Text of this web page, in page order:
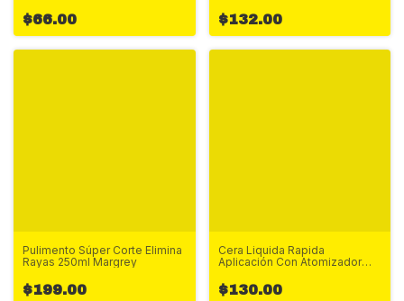
$66.00 $132.00
Pulimento Súper Corte Elimina
Rayas 250ml Margrey
$199.00
Cera Liquida Rapida
Aplicación Con Atomizador
$130.00